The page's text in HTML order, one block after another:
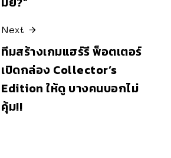
Next
ทีมสร้างเกมแฮร์รี พ็อตเตอร์
เปิดกล่อง Collector’s
Edition ให้ดู บางคนบอกไม่
คุ้ม!!